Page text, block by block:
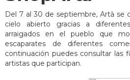
Del 7 al 30 de septiembre, Artà se
cielo abierto gracias a
arraigados en el pueblo que
escaparates de diferentes
continuación puedes consultar las
artistas que participan.